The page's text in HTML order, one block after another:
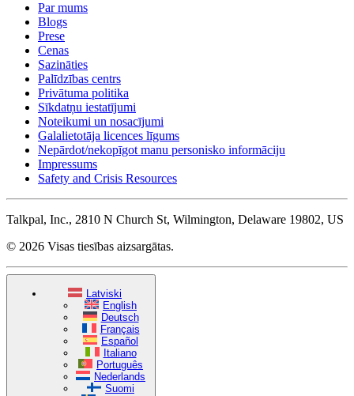
Par mums
Blogs
Prese
Cenas
Sazināties
Palīdzības centrs
Privātuma politika
Sīkdatņu iestatījumi
Noteikumi un nosacījumi
Galalietotāja licences līgums
Nepārdot/nekopīgot manu personisko informāciju
Impressums
Safety and Crisis Resources
Talkpal, Inc., 2810 N Church St, Wilmington, Delaware 19802, US
© 2026 Visas tiesības aizsargātas.
Latviski
English
Deutsch
Français
Español
Italiano
Português
Nederlands
Suomi